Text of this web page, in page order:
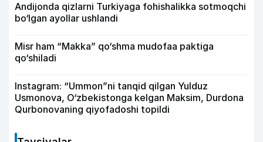
Andijonda qizlarni Turkiyaga fohishalikka sotmoqchi
bo‘lgan ayollar ushlandi
Misr ham “Makka” qo‘shma mudofaa paktiga
qo‘shiladi
Instagram: “Ummon”ni tanqid qilgan Yulduz
Usmonova, O‘zbekistonga kelgan Maksim, Durdona
Qurbonovaning qiyofadoshi topildi